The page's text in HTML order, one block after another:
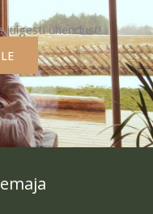
julgesti ühendust!